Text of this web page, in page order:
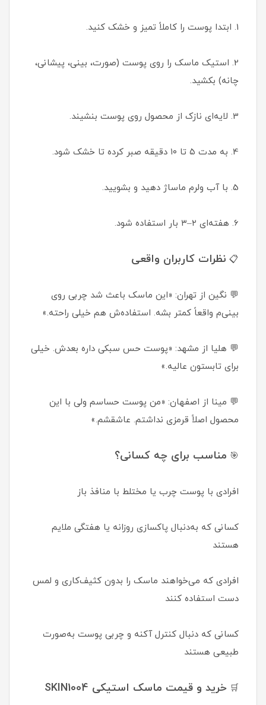
1. ابتدا پوست را کاملاً تمیز و خشک کنید.
2. استیک ماسک را روی پوست (صورت، بینی، پیشانی،
چانه) بکشید.
3. لایه‌ای نازک از محصول روی پوست بنشیند.
4. به مدت ۵ تا ۱۰ دقیقه صبر کرده تا خشک شود.
5. با آب ولرم ماساژ دهید و بشویید.
6. هفته‌ای ۲–۳ بار استفاده شود.
📋 نظرات کاربران واقعی
💬 نگین از تهران: «این ماسک باعث شد چربی روی
بینی‌م واقعاً کمتر بشه. استفاده‌ش هم خیلی راحته.»
💬 هلیا از مشهد: «پوست حس سبکی داره بعدش. خیلی
برای تابستون عالیه.»
💬 مینا از اصفهان: «من پوست حساسم ولی با این
محصول اصلاً قرمزی نداشتم. عاشقشم.»
🎯 مناسب برای چه کسانی؟
افرادی با پوست چرب یا مختلط با منافذ باز
کسانی که به‌دنبال پاکسازی روزانه یا هفتگی ملایم
هستند
افرادی که می‌خواهند ماسک را بدون کثیف‌کاری و لمس
دست استفاده کنند
کسانی که دنبال کنترل آکنه و چربی پوست به‌صورت
طبیعی هستند
🛒 خرید و قیمت ماسک استیکی SKIN1004